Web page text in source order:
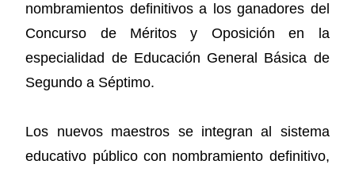
nombramientos definitivos a los ganadores del
Concurso de Méritos y Oposición en la
especialidad de Educación General Básica de
Segundo a Séptimo.
Los nuevos maestros se integran al sistema
educativo público con nombramiento definitivo,